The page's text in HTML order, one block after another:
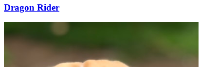
Dragon Rider